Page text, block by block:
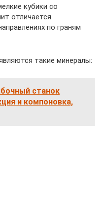
кубики со
отличается
по граням
такие минералы:
станок
и компоновка,